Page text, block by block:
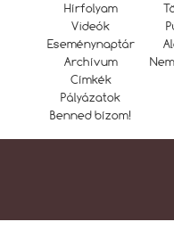
Hírfolyam
Videók
Eseménynaptár
Archívum
Címkék
Pályázatok
Benned bízom!